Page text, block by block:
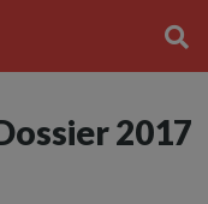
2017